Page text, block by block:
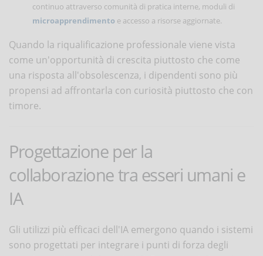
continuo attraverso comunità di pratica interne, moduli di
microapprendimento e accesso a risorse aggiornate.
Quando la riqualificazione professionale viene vista
come un'opportunità di crescita piuttosto che come
una risposta all'obsolescenza, i dipendenti sono più
propensi ad affrontarla con curiosità piuttosto che con
timore.
Progettazione per la
collaborazione tra esseri umani e
IA
Gli utilizzi più efficaci dell'IA emergono quando i sistemi
sono progettati per integrare i punti di forza degli